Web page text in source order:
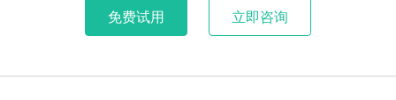
免费试用 立即咨询